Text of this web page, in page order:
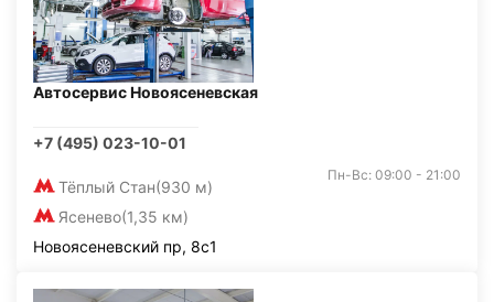
Автосервис Новоясеневская
+7 (495) 023-10-01
Тёплый Стан(930 м)
Ясенево(1,35 км)
Пн-Вс: 09:00 - 21:00
Новоясеневский пр, 8с1